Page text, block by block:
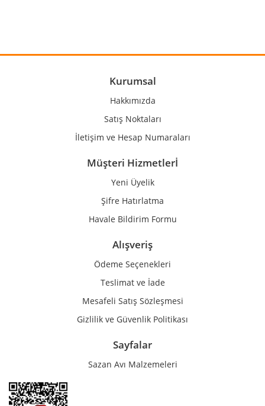
Ürün açıklamasında eksik bilgiler bulunuyor.
Ürün bilgilerinde hatalar bulunuyor.
Gönder
Kurumsal
Hakkımızda
Satış Noktaları
İletişim ve Hesap Numaraları
Müşteri Hizmetlerİ
Yeni Üyelik
Şifre Hatırlatma
Havale Bildirim Formu
Alışveriş
Ödeme Seçenekleri
Teslimat ve İade
Mesafeli Satış Sözleşmesi
Gizlilik ve Güvenlik Politikası
Sayfalar
Sazan Avı Malzemeleri